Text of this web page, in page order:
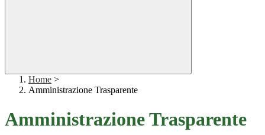
Home >
Amministrazione Trasparente
Amministrazione Trasparente